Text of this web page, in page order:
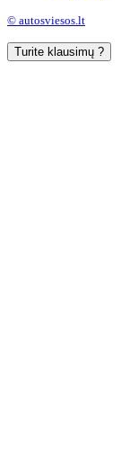
© autosviesos.lt
Turite klausimų ?